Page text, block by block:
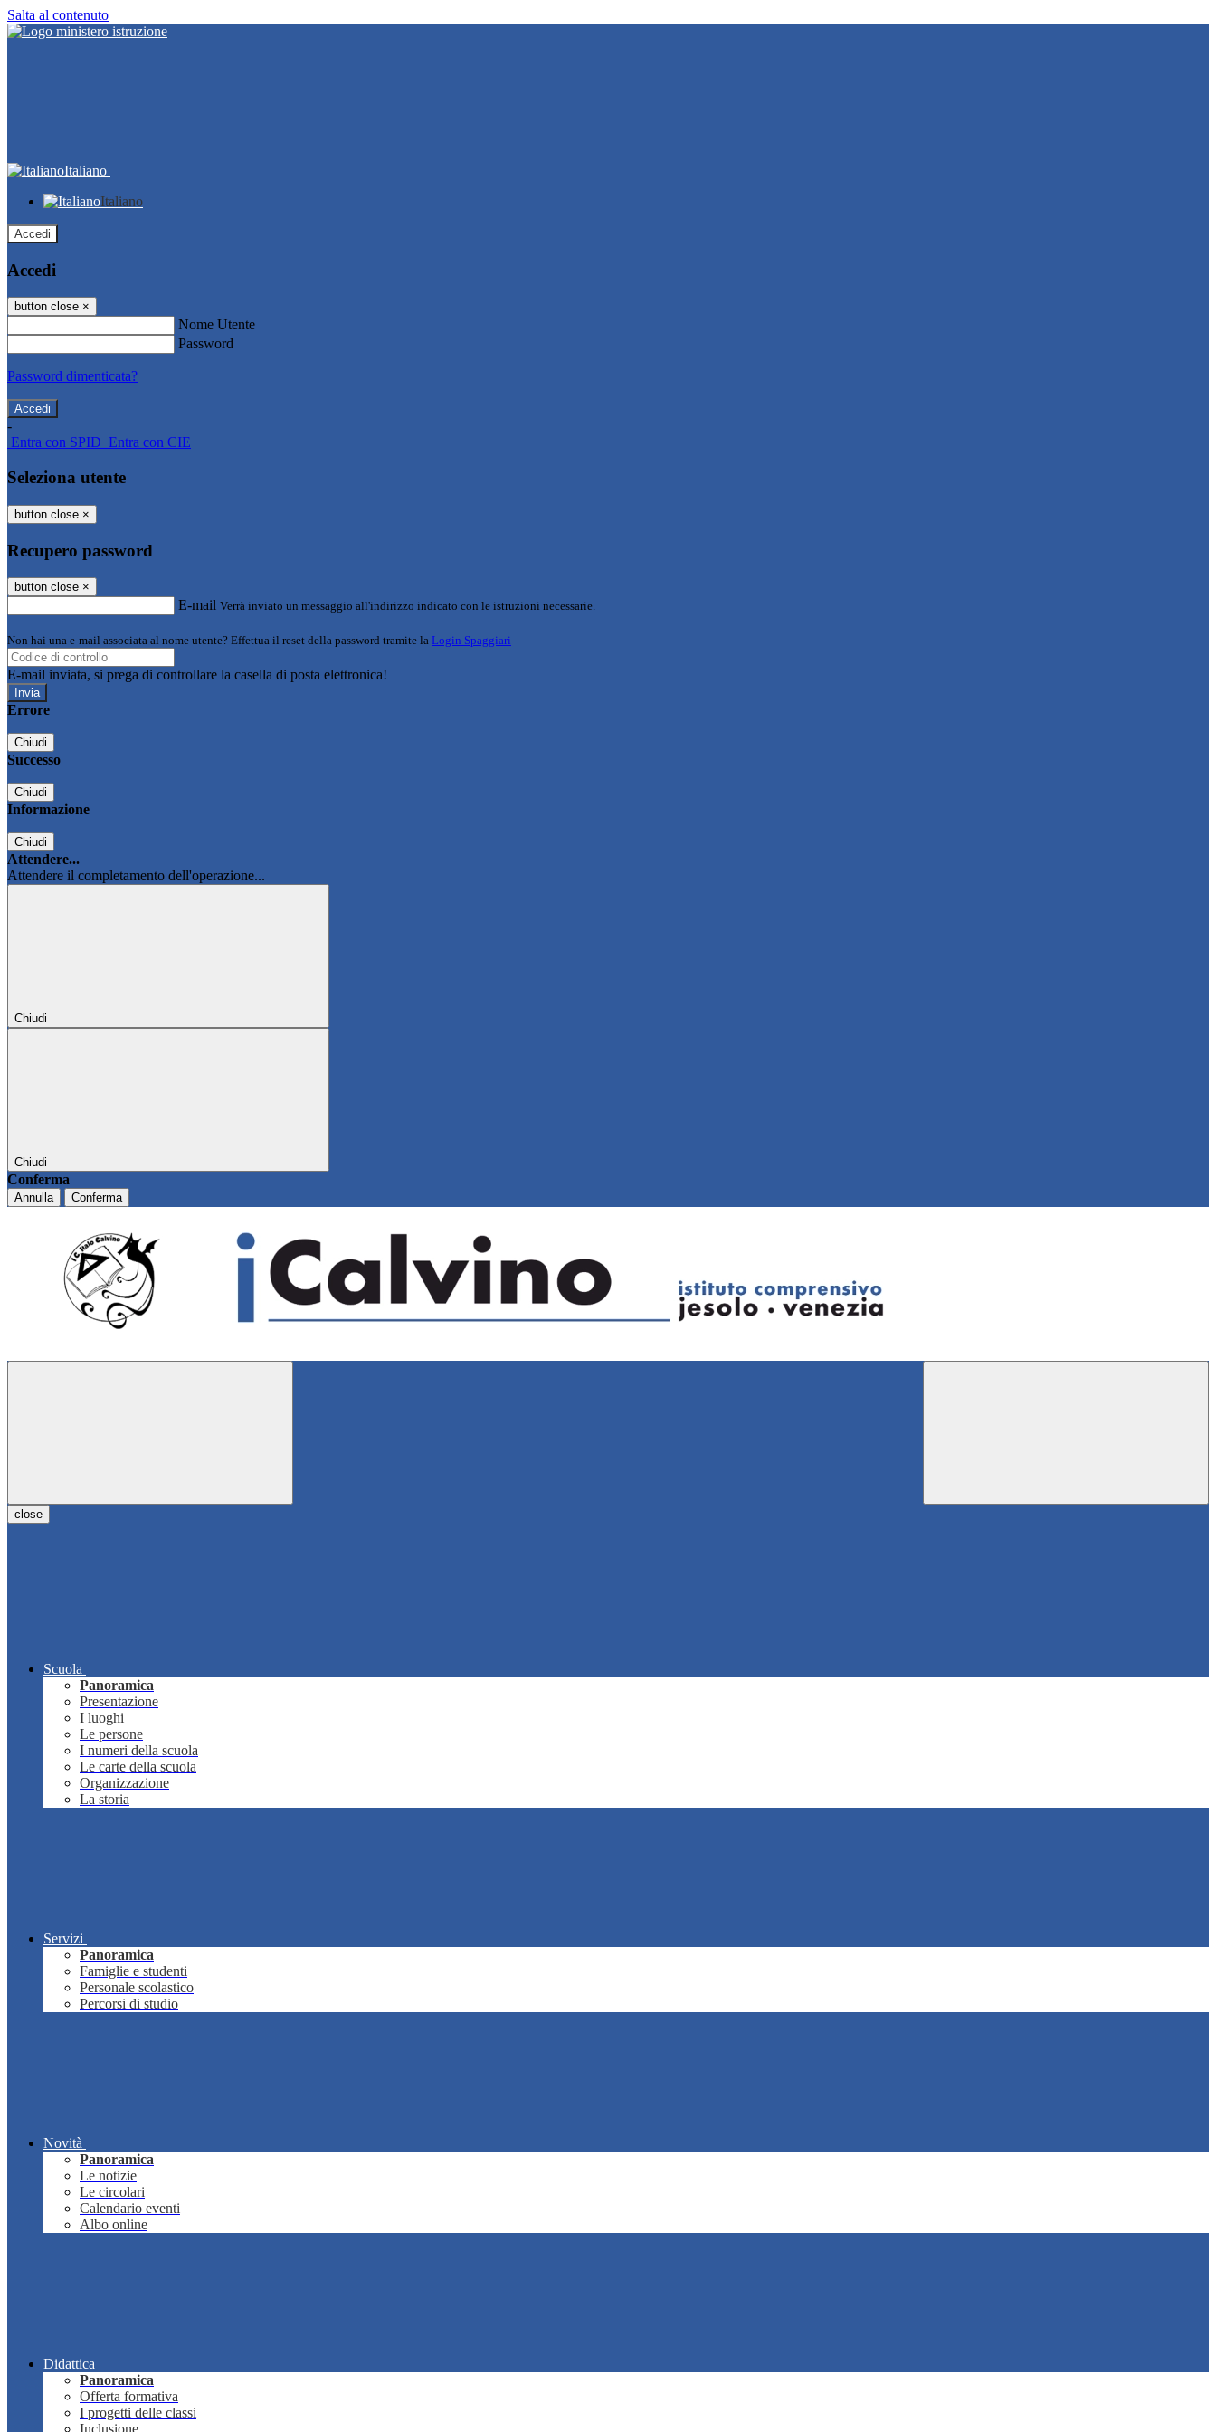
Salta al contenuto
Italiano
Italiano
Accedi
Accedi
button close ×
Nome Utente
Password
Password dimenticata?
-
Entra con SPID Entra con CIE
Seleziona utente
button close ×
Recupero password
button close ×
E-mail Verrà inviato un messaggio all'indirizzo indicato con le istruzioni necessarie.
Non hai una e-mail associata al nome utente? Effettua il reset della password tramite la Login Spaggiari
E-mail inviata, si prega di controllare la casella di posta elettronica!
Errore
Chiudi
Successo
Chiudi
Informazione
Chiudi
Attendere...
Attendere il completamento dell'operazione...
Chiudi
Chiudi
Conferma
Annulla Conferma
close
Scuola
Panoramica
Presentazione
I luoghi
Le persone
I numeri della scuola
Le carte della scuola
Organizzazione
La storia
Servizi
Panoramica
Famiglie e studenti
Personale scolastico
Percorsi di studio
Novità
Panoramica
Le notizie
Le circolari
Calendario eventi
Albo online
Didattica
Panoramica
Offerta formativa
I progetti delle classi